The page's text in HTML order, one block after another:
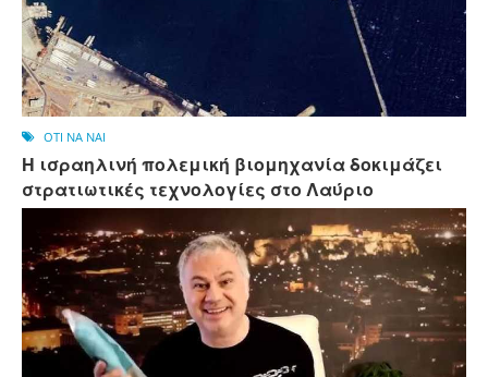
OTI NA NAI
Η ισραηλινή πολεμική βιομηχανία δοκιμάζει
στρατιωτικές τεχνολογίες στο Λαύριο